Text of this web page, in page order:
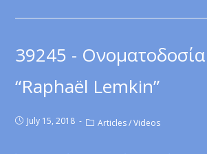
39245 -
“Raphaël Lemkin”
July 15, 2018 Articles / Videos